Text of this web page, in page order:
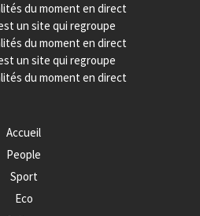
du moment en direct
un site qui regroupe
du moment en direct
un site qui regroupe
du moment en direct
Accueil
People
Sport
Eco